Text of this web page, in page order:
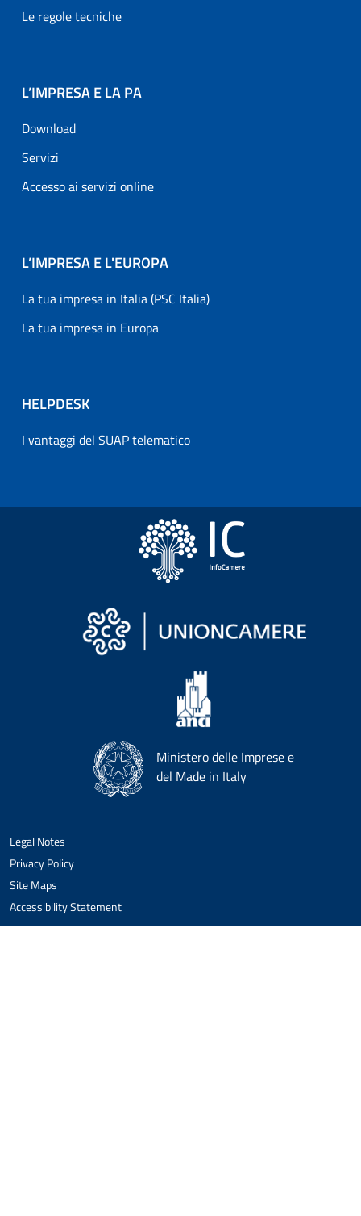
Le regole tecniche
L’IMPRESA E LA PA
Download
Servizi
Accesso ai servizi online
L’IMPRESA E L'EUROPA
La tua impresa in Italia (PSC Italia)
La tua impresa in Europa
HELPDESK
I vantaggi del SUAP telematico
Ministero delle Imprese e
del Made in Italy
Legal Notes
Privacy Policy
Site Maps
Accessibility Statement